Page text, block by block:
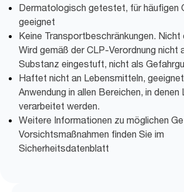
Dermatologisch getestet, für häufigen
geeignet
Keine Transportbeschränkungen. Nicht
Wird gemäß der CLP-Verordnung nicht
Substanz eingestuft, nicht als
Haftet nicht an Lebensmitteln,
Anwendung in allen Bereichen, in
verarbeitet werden.
Weitere Informationen zu möglichen
Vorsichtsmaßnahmen finden Sie im
Sicherheitsdatenblatt